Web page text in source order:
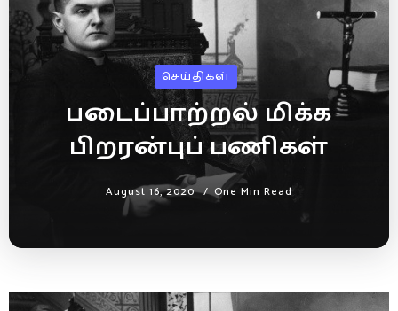
செய்திகள்
படைப்பாற்றல் மிக்க
பிறரன்புப் பணிகள்
August 16, 2020 One Min Read